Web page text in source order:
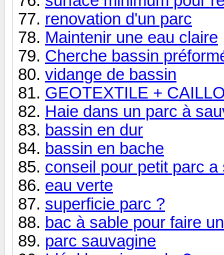
renovation d'un parc
Maintenir une eau claire
Cherche bassin
vidange de bassin
GEOTEXTILE +
Haie dans un parc à
bassin en dur
bassin en bache
conseil pour petit parc a
eau verte
superficie parc ?
bac à sable pour faire
parc sauvagine